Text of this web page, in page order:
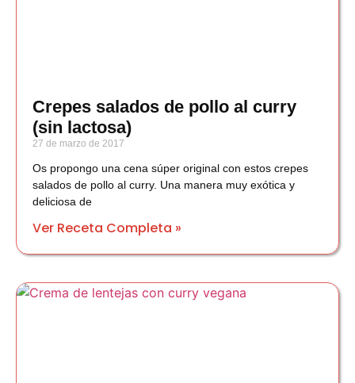
Crepes salados de pollo al curry
(sin lactosa)
27 de marzo de 2017
Os propongo una cena súper original con estos crepes
salados de pollo al curry. Una manera muy exótica y
deliciosa de
Ver Receta Completa »